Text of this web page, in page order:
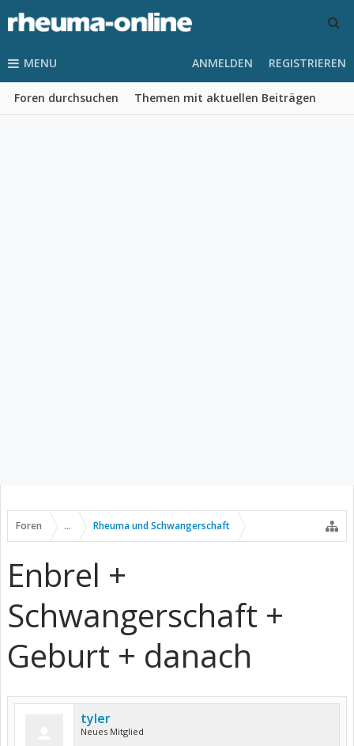
MENU
Foren durchsuchen Themen mit aktuellen Beiträgen
ANMELDEN REGISTRIEREN
Foren ... Rheuma und Schwangerschaft
Enbrel +
Schwangerschaft +
Geburt + danach
tyler
Neues Mitglied